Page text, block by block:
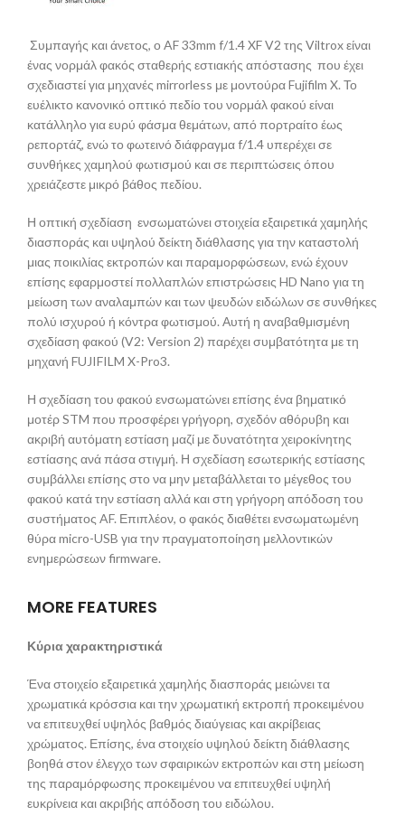
Συμπαγής και άνετος, ο AF 33mm f/1.4 XF V2 της Viltrox είναι
ένας νορμάλ φακός σταθερής εστιακής απόστασης που έχει
σχεδιαστεί για μηχανές mirrorless με μοντούρα Fujifilm X. Το
ευέλικτο κανονικό οπτικό πεδίο του νορμάλ φακού είναι
κατάλληλο για ευρύ φάσμα θεμάτων, από πορτραίτο έως
ρεπορτάζ, ενώ το φωτεινό διάφραγμα f/1.4 υπερέχει σε
συνθήκες χαμηλού φωτισμού και σε περιπτώσεις όπου
χρειάζεστε μικρό βάθος πεδίου.
Η οπτική σχεδίαση ενσωματώνει στοιχεία εξαιρετικά χαμηλής
διασποράς και υψηλού δείκτη διάθλασης για την καταστολή
μιας ποικιλίας εκτροπών και παραμορφώσεων, ενώ έχουν
επίσης εφαρμοστεί πολλαπλών επιστρώσεις HD Nano για τη
μείωση των αναλαμπών και των ψευδών ειδώλων σε συνθήκες
πολύ ισχυρού ή κόντρα φωτισμού. Αυτή η αναβαθμισμένη
σχεδίαση φακού (V2: Version 2) παρέχει συμβατότητα με τη
μηχανή FUJIFILM X-Pro3.
Η σχεδίαση του φακού ενσωματώνει επίσης ένα βηματικό
μοτέρ STM που προσφέρει γρήγορη, σχεδόν αθόρυβη και
ακριβή αυτόματη εστίαση μαζί με δυνατότητα χειροκίνητης
εστίασης ανά πάσα στιγμή. Η σχεδίαση εσωτερικής εστίασης
συμβάλλει επίσης στο να μην μεταβάλλεται το μέγεθος του
φακού κατά την εστίαση αλλά και στη γρήγορη απόδοση του
συστήματος AF. Επιπλέον, ο φακός διαθέτει ενσωματωμένη
θύρα micro-USB για την πραγματοποίηση μελλοντικών
ενημερώσεων firmware.
MORE FEATURES
Κύρια χαρακτηριστικά
Ένα στοιχείο εξαιρετικά χαμηλής διασποράς μειώνει τα
χρωματικά κρόσσια και την χρωματική εκτροπή προκειμένου
να επιτευχθεί υψηλός βαθμός διαύγειας και ακρίβειας
χρώματος. Επίσης, ένα στοιχείο υψηλού δείκτη διάθλασης
βοηθά στον έλεγχο των σφαιρικών εκτροπών και στη μείωση
της παραμόρφωσης προκειμένου να επιτευχθεί υψηλή
ευκρίνεια και ακριβής απόδοση του ειδώλου.